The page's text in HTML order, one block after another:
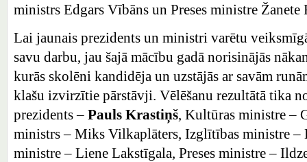
ministrs Edgars Vībāns un Preses ministre Žanete
Lai jaunais prezidents un ministri varētu
savu darbu, jau šajā mācību gadā norisinājās
kurās skolēni kandidēja un uzstājās ar savām
klašu izvirzītie pārstāvji. Vēlēšanu rezultātā tika
prezidents – Pauls Krastiņš, Kultūras ministre –
ministrs – Miks Vilkaplāters, Izglītības ministre –
ministre – Liene Lakstīgala, Preses ministre –